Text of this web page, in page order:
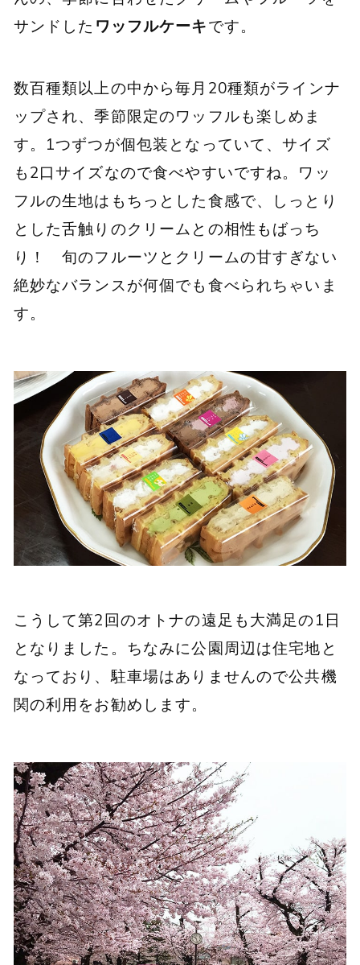
サンドした ワッフルケーキです。
数百種類以上の中から毎月20種類がラインナ
ップされ、季節限定のワッフルも楽しめま
す。1つずつが個包装となっていて、サイズ
も2口サイズなので食べやすいですね。ワッ
フルの生地はもちっとした食感で、しっとり
とした舌触りのクリームとの相性もばっち
り！ 旬のフルーツとクリームの甘すぎない
絶妙なバランスが何個でも食べられちゃいま
す。
こうして第2回のオトナの遠足も大満足の1日
となりました。ちなみに公園周辺は住宅地と
なっており、駐車場はありませんので公共機
関の利用をお勧めします。